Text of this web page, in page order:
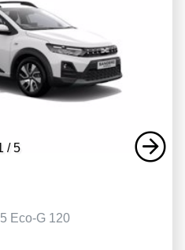
/5
Eco-G 120